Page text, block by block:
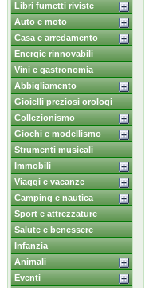
Libri fumetti riviste
Auto e moto
Casa e arredamento
Energie rinnovabili
Vini e gastronomia
Abbigliamento
Gioielli preziosi orologi
Collezionismo
Giochi e modellismo
Strumenti musicali
Immobili
Viaggi e vacanze
Camping e nautica
Sport e attrezzature
Salute e benessere
Infanzia
Animali
Eventi